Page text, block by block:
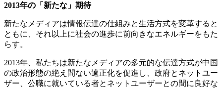
2013年の「新たな」期待
新たなメディアは情報伝達の仕組みと生活方式を変革すると
ともに、それ以上に社会の進歩に前向きなエネルギーをもた
らす。
2013年、私たちは新たなメディアの多元的な伝達方式が中国
の政治形態の絶え間ない適正化を促進し、政府とネットユー
ザー、公職に就いている者とネットユーザーとの間に良好な